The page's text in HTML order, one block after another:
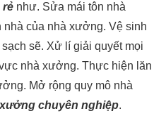
rẻ như. Sửa mái tôn nhà
của nhà xưởng. Vệ sinh
sẽ. Xử lí giải quyết mọi
nhà xưởng. Thực hiện lăn
Mở rộng quy mô nhà
chuyên nghiệp.